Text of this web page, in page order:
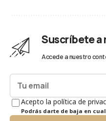
Suscríbete
Accede a nuestro
Acepto la política de
Podrás darte de baja en